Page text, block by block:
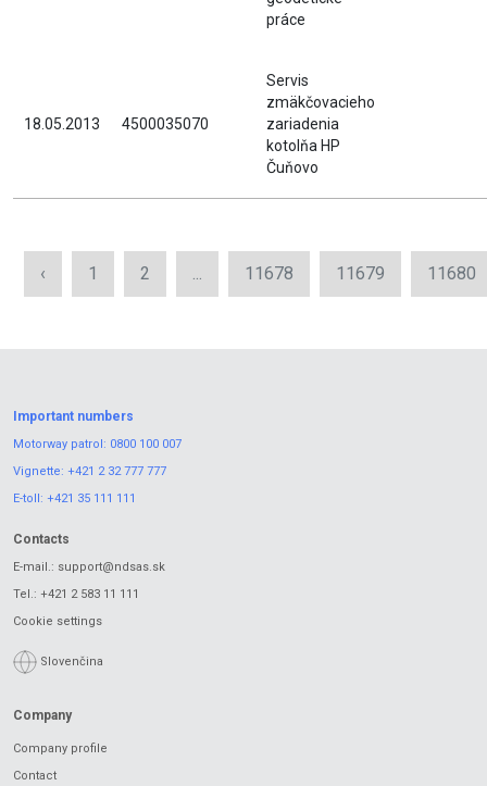
práce
18.05.2013 4500035070
Servis
zmäkčovacieho
zariadenia
kotolňa HP
Čuňovo
‹ 1 2 ... 11678 11679 11680
Important numbers
Motorway patrol: 0800 100 007
Vignette: +421 2 32 777 777
E-toll: +421 35 111 111
Contacts
E-mail.: support@ndsas.sk
Tel.: +421 2 583 11 111
Cookie settings
Slovenčina
Company
Company profile
Contact